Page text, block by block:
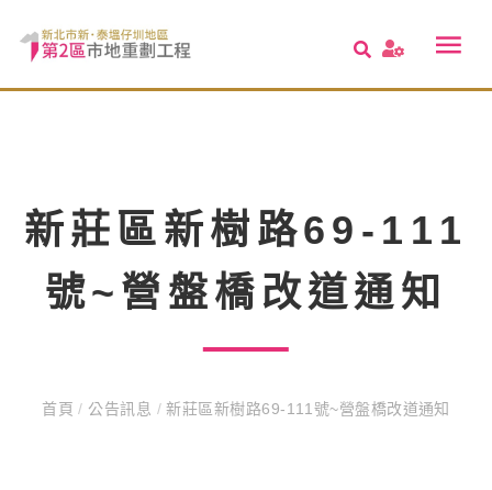
新莊區新樹路69-111
號~營盤橋改道通知
首頁/ 公告訊息 / 新莊區新樹路69-111號~營盤橋改道通知